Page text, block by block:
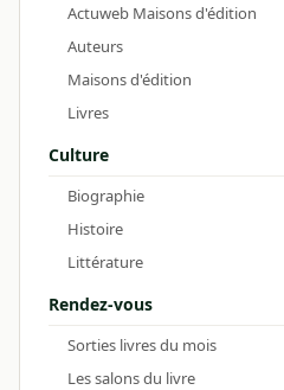
Actuweb Maisons d'édition
Auteurs
Maisons d'édition
Livres
Culture
Biographie
Histoire
Littérature
Rendez-vous
Sorties livres du mois
Les salons du livre